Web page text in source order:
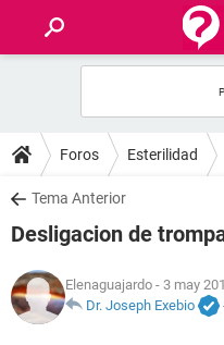
FOROS
SALUD
FAMILIA
NUTRICIÓN
Foros Esterilidad
Tema Anterior
Desligacion de
Elenaguajardo - 3 may
Dr. Joseph Exebio